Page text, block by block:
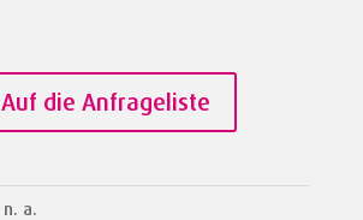
Auf die Anfrageliste
n. a.